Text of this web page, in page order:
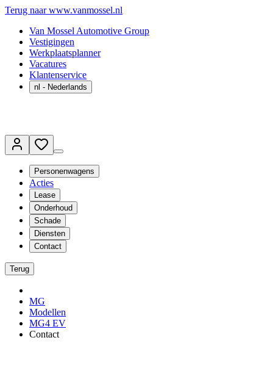
Terug naar www.vanmossel.nl
Van Mossel Automotive Group
Vestigingen
Werkplaatsplanner
Vacatures
Klantenservice
nl - Nederlands
Personenwagens
Acties
Lease
Onderhoud
Schade
Diensten
Contact
Terug
MG
Modellen
MG4 EV
Contact